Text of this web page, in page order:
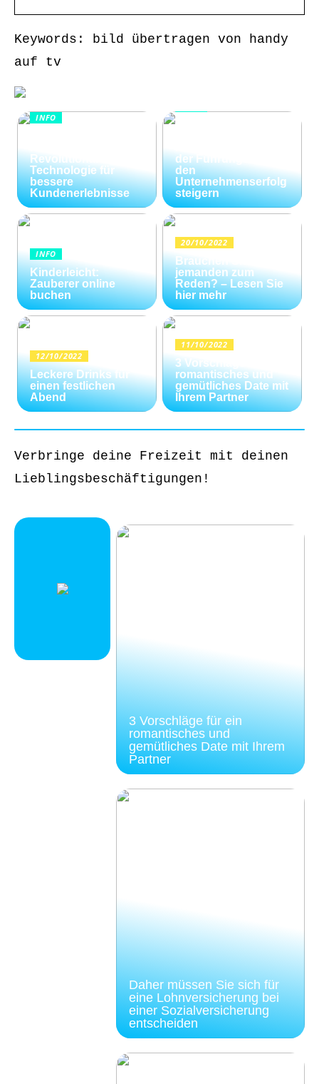
Keywords: bild übertragen von handy
auf tv
INFO
Revolutionäre
Technologie für
bessere
Kundenerlebnisse
der Führungskräfte
den
Unternehmenserfolg
steigern
INFO
Kinderleicht:
Zauberer online
buchen
20/10/2022
Brauchen Sie
jemanden zum
Reden? – Lesen Sie
hier mehr
12/10/2022
Leckere Drinks für
einen festlichen
Abend
11/10/2022
3 Vorschläge für ein
romantisches und
gemütliches Date mit
Ihrem Partner
Verbringe deine Freizeit mit deinen
Lieblingsbeschäftigungen!
3 Vorschläge für ein
romantisches und
gemütliches Date mit Ihrem
Partner
Daher müssen Sie sich für
eine Lohnversicherung bei
einer Sozialversicherung
entscheiden